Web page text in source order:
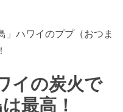
」ハワイのププ（おつま
イの炭火で
最高！